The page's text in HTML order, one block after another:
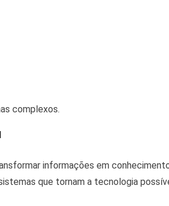
complexos.
informações em
que tornam a tecnologia